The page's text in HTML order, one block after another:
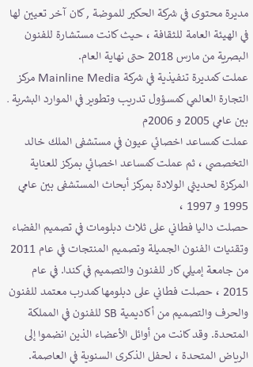
مديرة محتوى في شركة الحكير للموضة , كان آخر تعيين لها
في الهيئة العامة للثقافة ، حيث كانت مستشارة للفنون
البصرية من مارس 2018 حتى نهاية العام.
عملت كمديرة تنفيذية في شركة Mainline Media مركز
التجارة العالمي كمسؤول تدريب وتطوير في الموارد البشرية ـ
بين عامي 2005 و 2006م
عملت كمساعد اخصائي عيون في مستشفى الملك خالد
التخصصي ، ثم عملت كمساعد اخصائي بمركز للعناية
المركزة لحديثي الولادة بمركز أبحاث المستشفى بين عامي
1995 و 1997 ،
حصلت داليا فطاني على ثلاث دبلومات في تصميم الفضاء
وتقنيات الفنون الجميلة وتصميم المنتجات في عام 2011
من جامعة إميلي كار للفنون والتصميم في كندا. في عام
2015 ، حصلت فطاني على دبلومها كمدرب معتمد للفنون
والحرف والتصميم من أكاديمية SB للفنون في المملكة
المتحدة. وقد كانت من أوائل الأعضاء الذين انضموا إلى
الرياض المتحدة ، لحفل الذكرى السنوية في العاصمة.